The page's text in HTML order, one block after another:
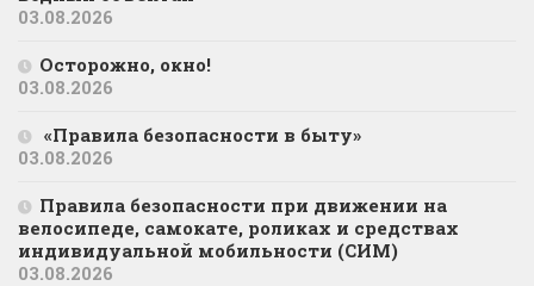
03.08.2026
Осторожно, окно!
03.08.2026
«Правила безопасности в быту»
03.08.2026
Правила безопасности при движении на
велосипеде, самокате, роликах и средствах
индивидуальной мобильности (СИМ)
03.08.2026